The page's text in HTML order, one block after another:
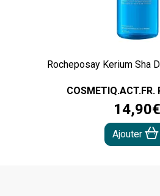
Rocheposay Kerium Sha
COSMETIQ.ACT.FR.
14,90€
Ajouter